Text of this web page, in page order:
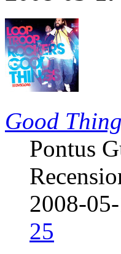
Good
Pontus
2008-
25